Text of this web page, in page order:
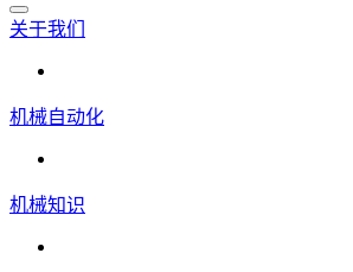
关于我们
机械自动化
机械知识